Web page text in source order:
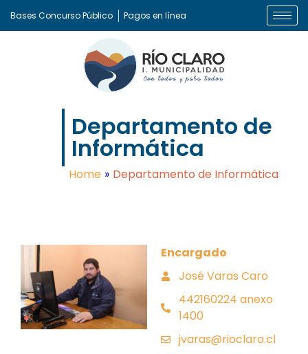
Bases Concurso Público Pagos en línea
Departamento de
Informática
Home » Departamento de Informática
Encargado
José Varas Caro
442160224 anexo
1400
jvaras@rioclaro.cl